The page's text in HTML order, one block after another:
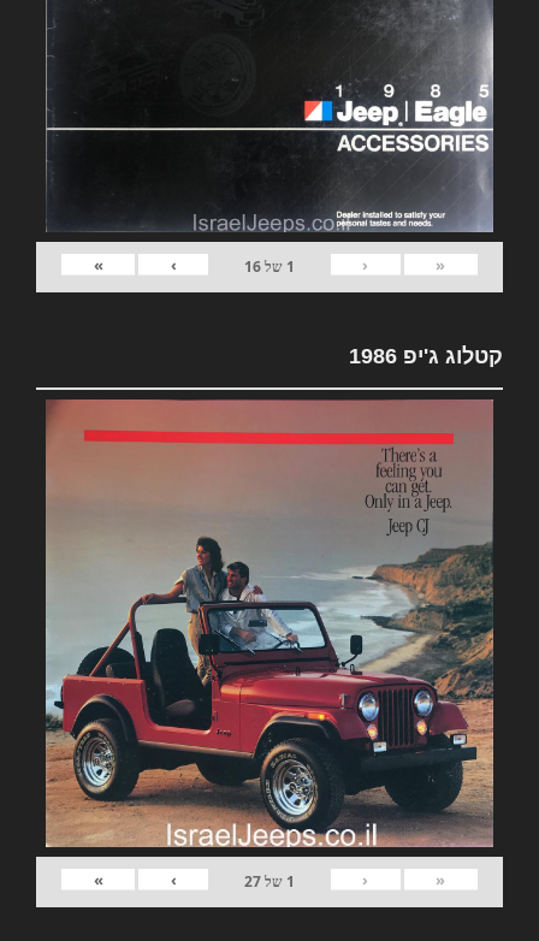
«
‹
1 של16
›
»
קטלוג ג'יפ 1986
«
‹
1 של27
›
»